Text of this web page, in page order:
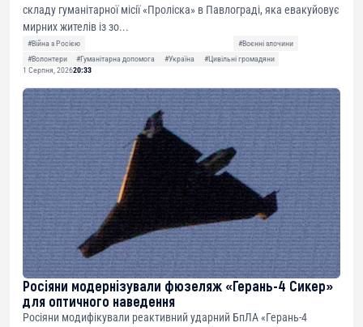
складу гуманітарної місії «Проліска» в Павлограді, яка евакуйовує
мирних жителів із зо...
#Війна з Росією
#Воєнні злочини
#Волонтери
#Гуманітарна допомога #Україна
#Цивільні громадяни
1 Серпня, 202620:33
Росіяни модернізували фюзеляж «Герань-4 Сикер»
для оптичного наведення
Росіяни модифікували реактивний ударний БпЛА «Герань-4